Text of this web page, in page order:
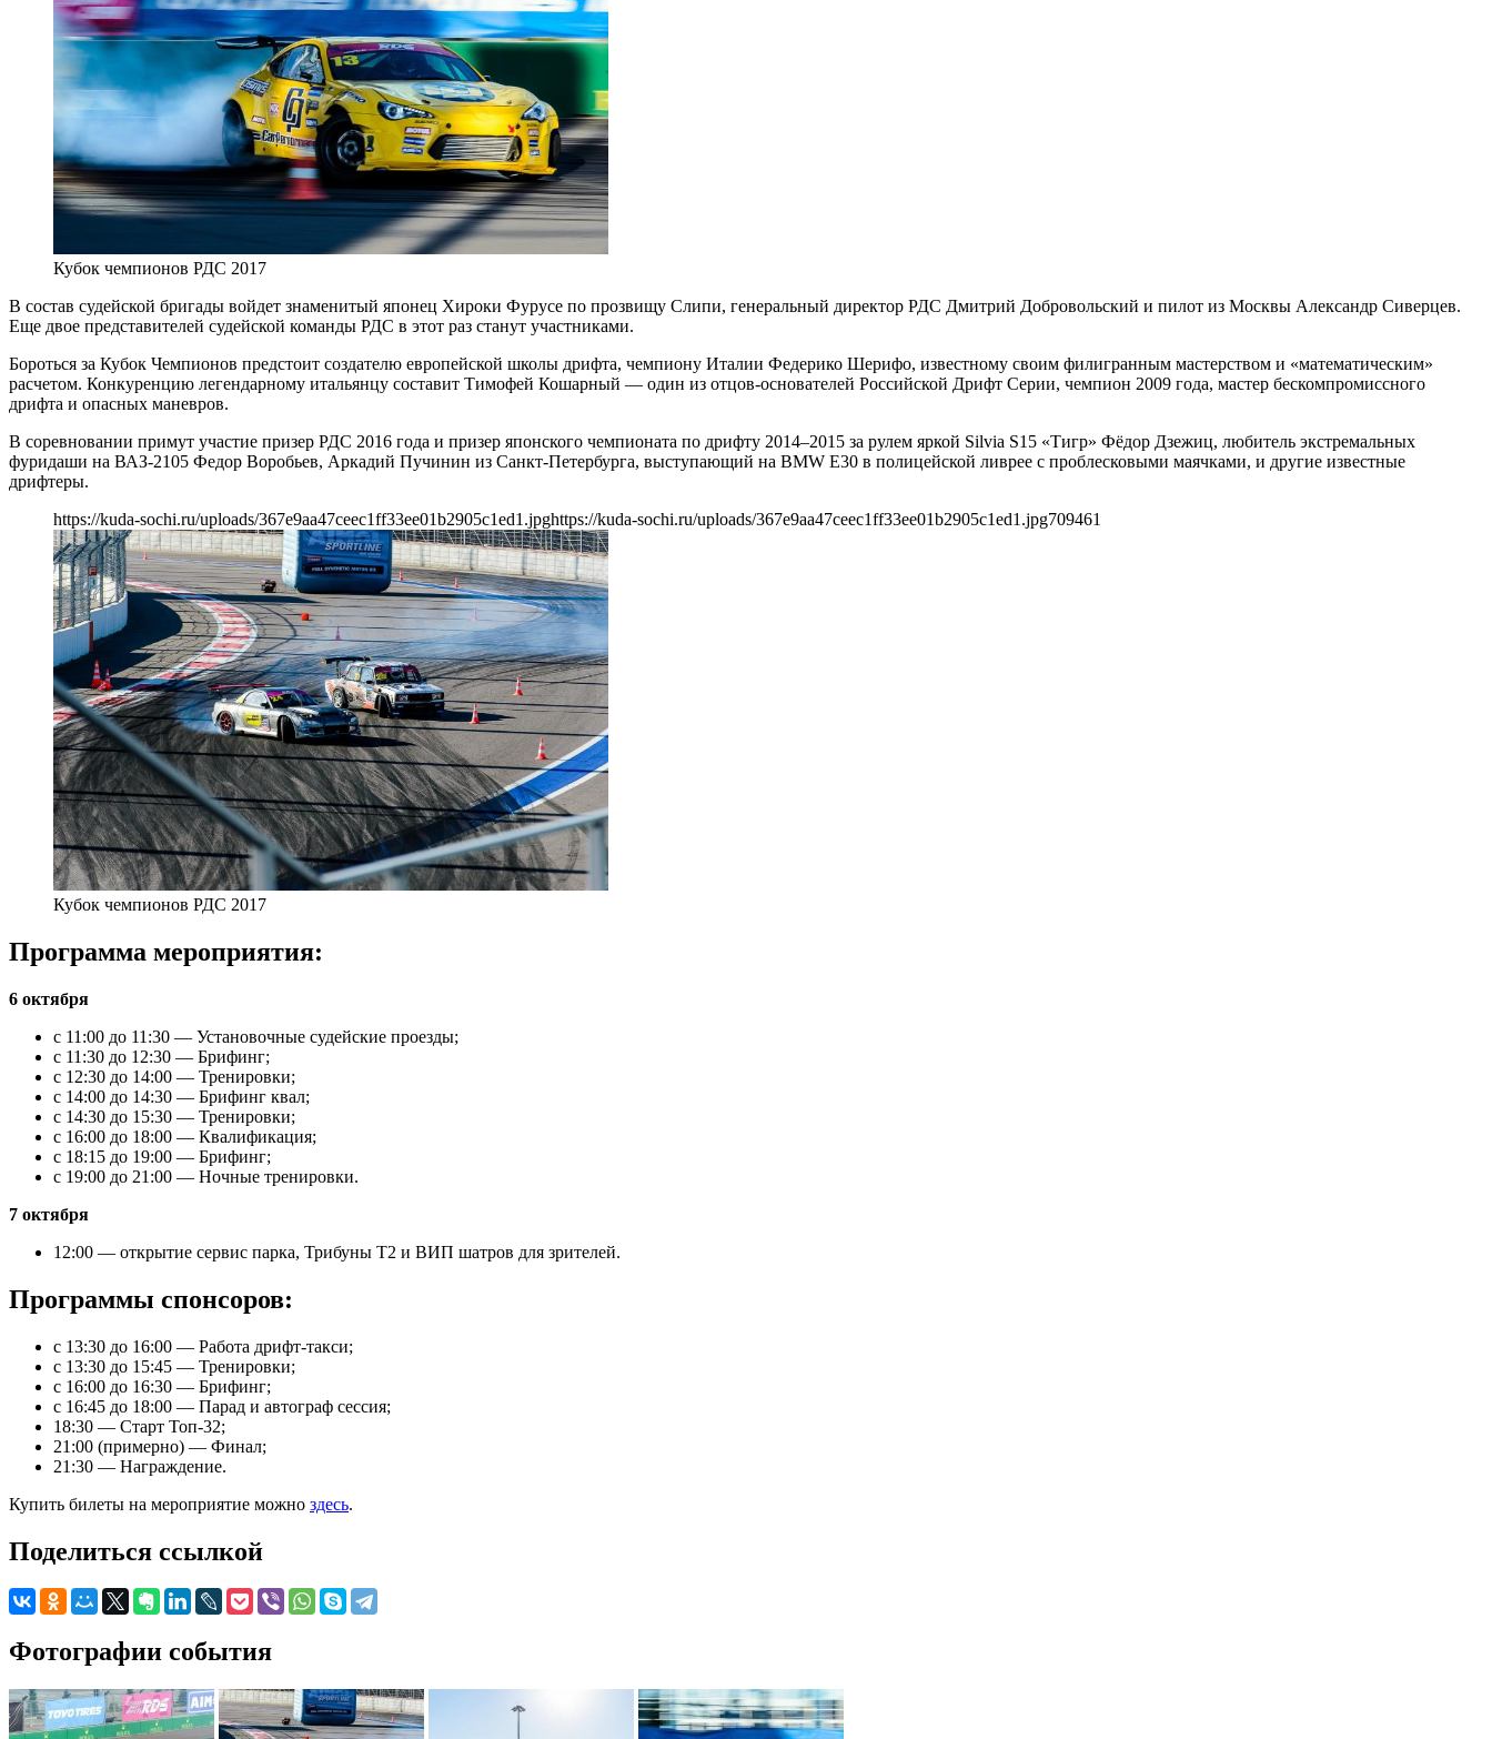
Кубок чемпионов РДС 2017
В состав судейской бр​​игады войдет знаменитый японец Хироки Фурусе по прозвищу Слипи, генеральный директор РДС Дмитрий Добровольский и пилот из Москвы Александр Сиверцев.
Еще двое представителей судейской команды РДС в этот раз станут участниками.
Бороться за Кубок Чемпионов предстоит создателю европейской школы дрифта, чемпиону Италии Федерико Шерифо, известному своим филигранным мастерством и «математическим»
расчетом. Конкуренцию легендарному итальянцу составит Тимофей Кошарный — один из отцов-основателей Российской Дрифт Серии, чемпион 2009 года, мастер бескомпромиссного
дрифта и опасных маневров.
В соревновании примут участие призер РДС 2016 года и призер японского чемпионата по дрифту 2014–2015 за рулем яркой Silvia S15 «Тигр» Фёдор Дзежиц, любитель экстремальных
фуридаши на ВАЗ-2105 Федор Воробьев, Аркадий Пучинин из Санкт-Петербурга, выступающий на BMW E30 в полицейской ливрее с проблесковыми маячками, и другие известные
дрифтеры.
https://kuda-sochi.ru/uploads/367e9aa47ceec1ff33ee01b2905c1ed1.jpghttps://kuda-sochi.ru/uploads/367e9aa47ceec1ff33ee01b2905c1ed1.jpg709461
Кубок чемпионов РДС 2017
Программа мероприятия:
6 октября
с 11:00 до 11:30 — Установочные судейские проезды;
с 11:30 до 12:30 — Брифинг;
с 12:30 до 14:00 — Тренировки;
с 14:00 до 14:30 — Брифинг квал;
с 14:30 до 15:30 — Тренировки;
с 16:00 до 18:00 — Квалификация;
с 18:15 до 19:00 — Брифинг;
с 19:00 до 21:00 — Ночные тренировки.
7 октября
12:00 — открытие сервис парка, Трибуны Т2 и ВИП шатров для зрителей.
Программы спонсоров:
с 13:30 до 16:00 — Работа дрифт-такси;
с 13:30 до 15:45 — Тренировки;
с 16:00 до 16:30 — Брифинг;
с 16:45 до 18:00 — Парад и автограф сессия;
18:30 — Старт Топ-32;
21:00 (примерно) — Финал;
21:30 — Награждение.
Купить билеты на мероприятие можно здесь.
Поделиться ссылкой
Фотографии события